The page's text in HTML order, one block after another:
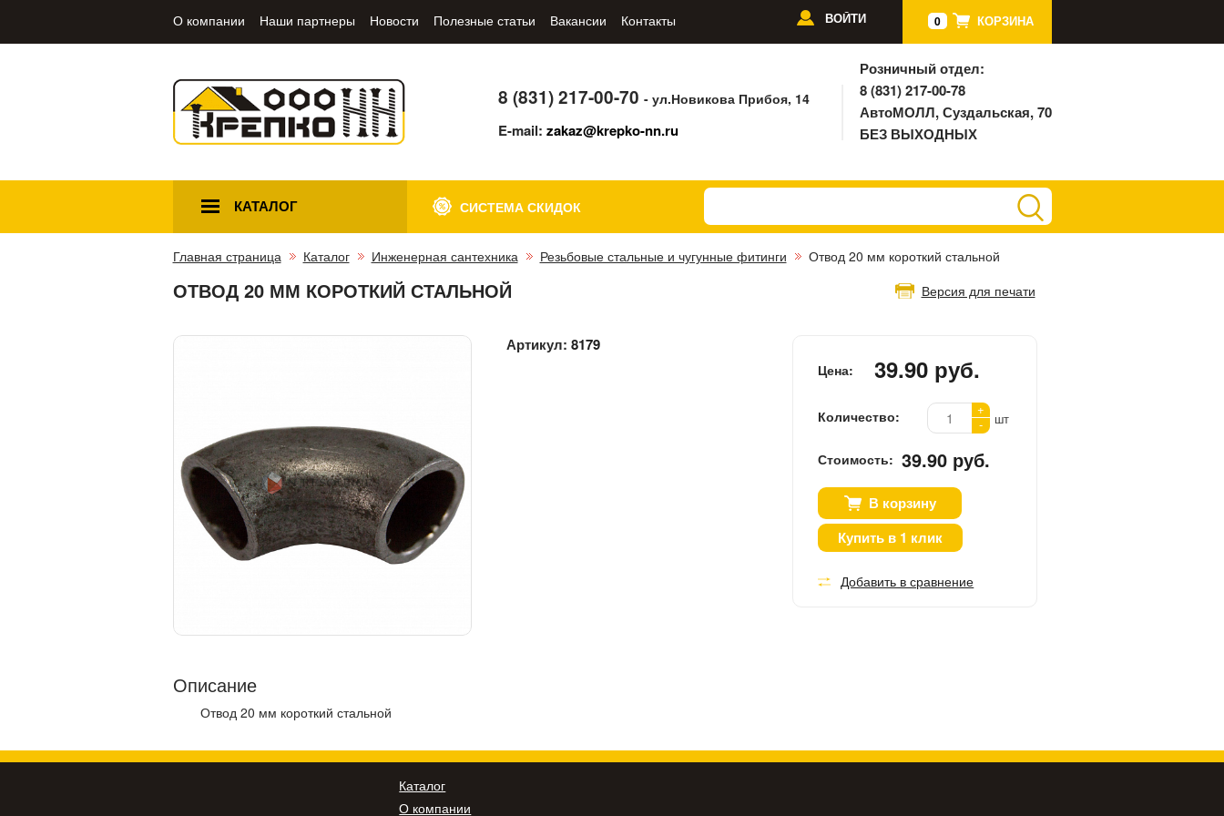
О компании Наши партнеры Новости Полезные статьи Вакансии Контакты 0 КОРЗИНА
ВОЙТИ
8 (831) 217-00-70- ул.Новикова Прибоя, 14
E-mail:zakaz@krepko-nn.ru
Розничный отдел:
8 (831) 217-00-78
АвтоМОЛЛ, Суздальская, 70
БЕЗ ВЫХОДНЫХ
КАТАЛОГ СИСТЕМА СКИДОК
Главная страница Каталог Инженерная сантехника Резьбовые стальные и чугунные фитинги
Отвод 20 мм короткий стальной
Версия для печати
ОТВОД 20 ММ КОРОТКИЙ СТАЛЬНОЙ
Артикул:8179
Цена: 39.90 руб.
Количество:
+
-
шт
Стоимость: 39.90 руб.
В корзину
Купить в 1 клик
Добавить в сравнение
Описание
Отвод 20 мм короткий стальной
Каталог
О компании